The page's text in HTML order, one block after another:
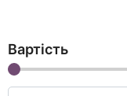
Вартість